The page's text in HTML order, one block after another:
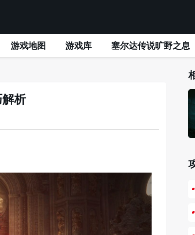
游戏地图 游戏库 塞尔达传说旷野之息
析